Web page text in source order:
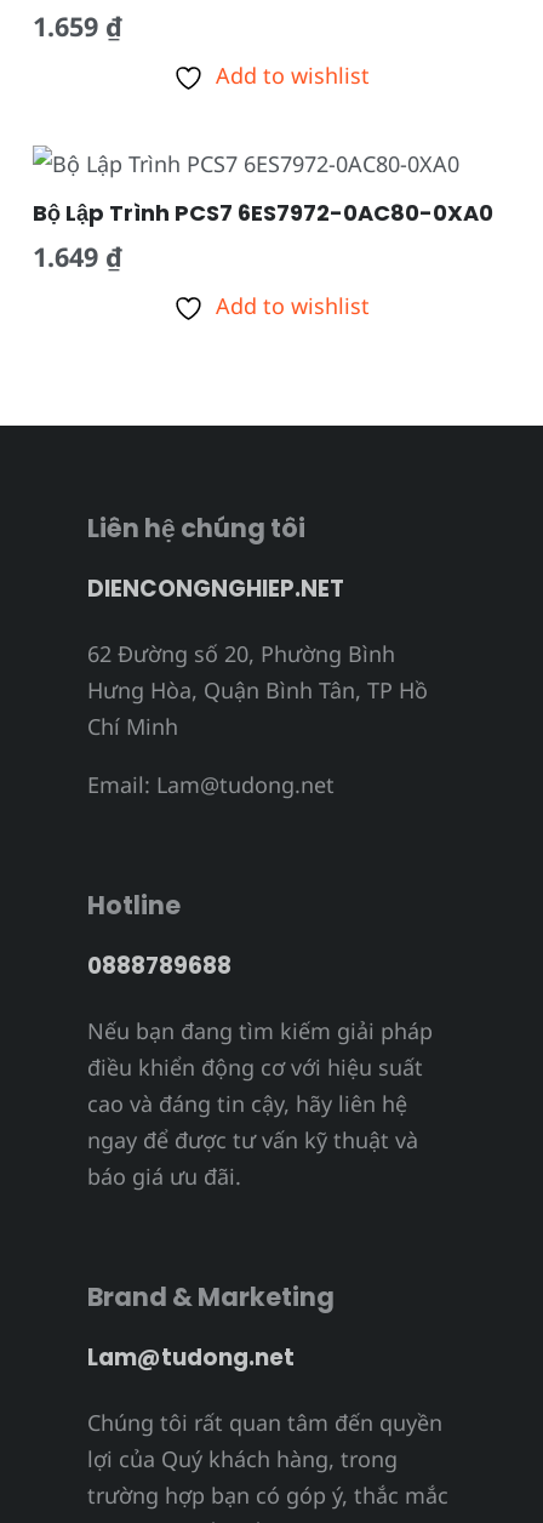
1.659 ₫
Add to wishlist
Bộ Lập Trình PCS7 6ES7972-0AC80-0XA0
1.649 ₫
Add to wishlist
Liên hệ chúng tôi
DIENCONGNGHIEP.NET
62 Đường số 20, Phường Bình
Hưng Hòa, Quận Bình Tân, TP Hồ
Chí Minh
Email: Lam@tudong.net
Hotline
0888789688
Nếu bạn đang tìm kiếm giải pháp
điều khiển động cơ với hiệu suất
cao và đáng tin cậy, hãy liên hệ
ngay để được tư vấn kỹ thuật và
báo giá ưu đãi.
Brand & Marketing
Lam@tudong.net
Chúng tôi rất quan tâm đến quyền
lợi của Quý khách hàng, trong
trường hợp bạn có góp ý, thắc mắc